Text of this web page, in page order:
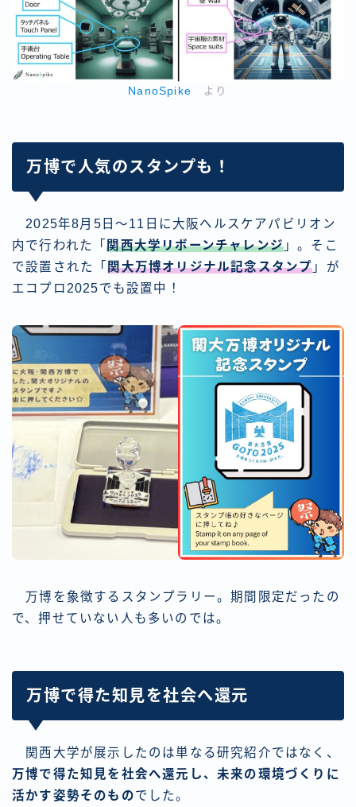
NanoSpike より
万博で人気のスタンプも！
2025年8月5日～11日に大阪ヘルスケアパビリオン
内で行われた「関西大学リボーンチャレンジ 」。そこ
で設置された「関大万博オリジナル記念スタンプ 」が
エコプロ2025でも設置中！
万博を象徴するスタンプラリー。期間限定だったの
で、押せていない人も多いのでは。
万博で得た知見を社会へ還元
関西大学が展示したのは単なる研究紹介ではなく、
万博で得た知見を社会へ還元し、未来の環境づくりに
活かす姿勢そのものでした。